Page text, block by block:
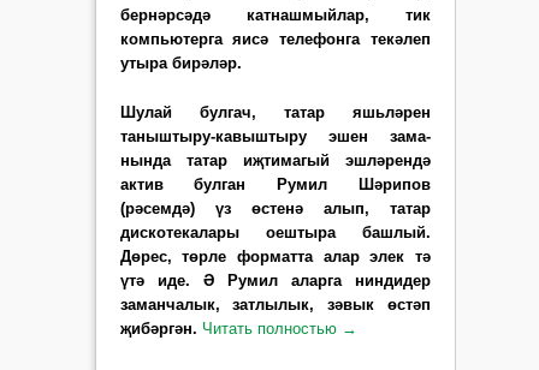
бер­нәрсәдә катнаш­мыйлар, тик
компьютерга яисә телефонга текәлеп
утыра бирәләр.
Шулай булгач, татар яшь­ләрен
таныштыру-ка­выш­тыру эшен за­ма­
нында татар иҗ­тимагый эш­ләрендә
актив бул­ган Румил Шәрипов
(рәсемдә) үз өстенә алып, та­тар
дискотекалары оеш­тыра башлый.
Дөрес, төрле фор­матта алар элек тә
үтә иде. Ә Румил аларга ниндидер
заман­чалык, затлылык, зәвык өстәп
җибәргән. Читать полностью →